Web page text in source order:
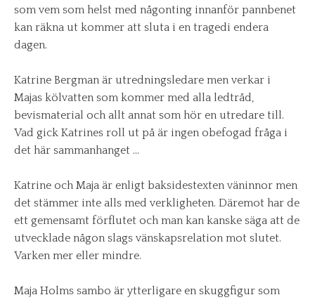
som vem som helst med någonting innanför pannbenet
kan räkna ut kommer att sluta i en tragedi endera
dagen.
Katrine Bergman är utredningsledare men verkar i
Majas kölvatten som kommer med alla ledtråd,
bevismaterial och allt annat som hör en utredare till.
Vad gick Katrines roll ut på är ingen obefogad fråga i
det här sammanhanget …
Katrine och Maja är enligt baksidestexten väninnor men
det stämmer inte alls med verkligheten. Däremot har de
ett gemensamt förflutet och man kan kanske säga att de
utvecklade någon slags vänskapsrelation mot slutet.
Varken mer eller mindre.
Maja Holms sambo är ytterligare en skuggfigur som